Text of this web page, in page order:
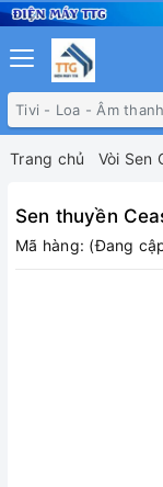
Trang chủ Vòi Sen
Sen thuyền
Mã hàng: (Đang